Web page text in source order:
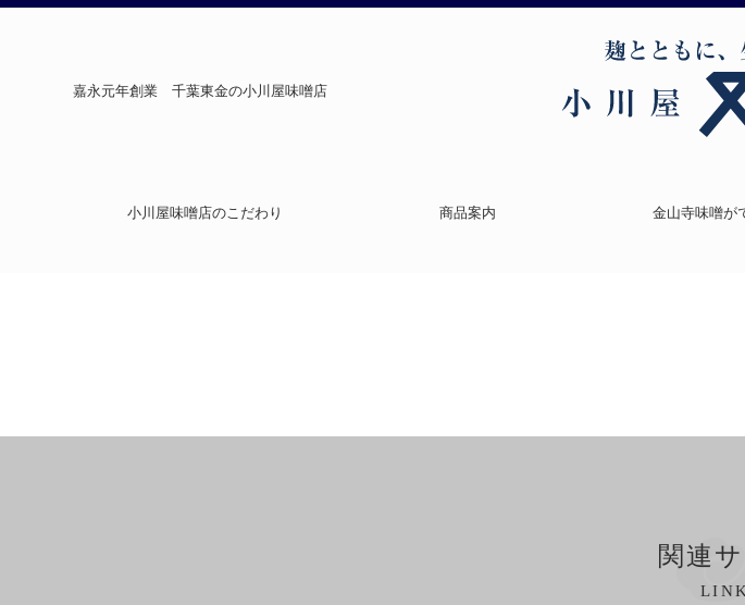
嘉永元年創業 千葉東金の小川屋味噌店
小川屋味噌店のこだわり 商品案内 金山寺味噌が
関連